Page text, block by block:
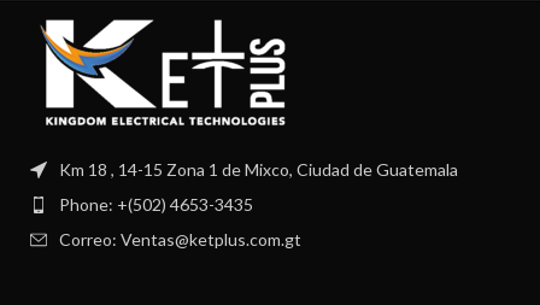
Km 18 , 14-15 Zona 1 de Mixco, Ciudad de Guatemala
Phone: +(502) 4653-3435
Correo: Ventas@ketplus.com.gt